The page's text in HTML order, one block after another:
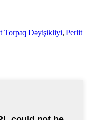
Torpaq Dəyişikliyi, Perlit